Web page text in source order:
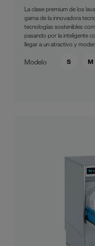
La clase premium de los
gama de la innovadora
tecnologías sostenibles
pasando por la inteligente
llegar a un atractivo y
Modelo S M